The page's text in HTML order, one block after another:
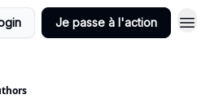
Je passe à l'action